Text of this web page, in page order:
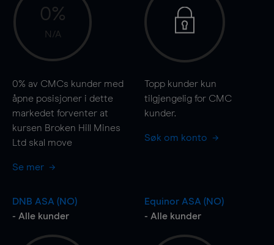
0%
N/A
0% av CMCs kunder med
åpne posisjoner i dette
markedet forventer at
kursen Broken Hill Mines
Ltd skal move
Se mer
Topp kunder kun
tilgjengelig for CMC
kunder.
Søk om konto
DNB ASA (NO)
- Alle kunder
Equinor ASA (NO)
- Alle kunder